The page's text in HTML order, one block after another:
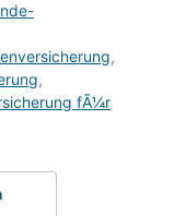
,
,
fÃ¼r